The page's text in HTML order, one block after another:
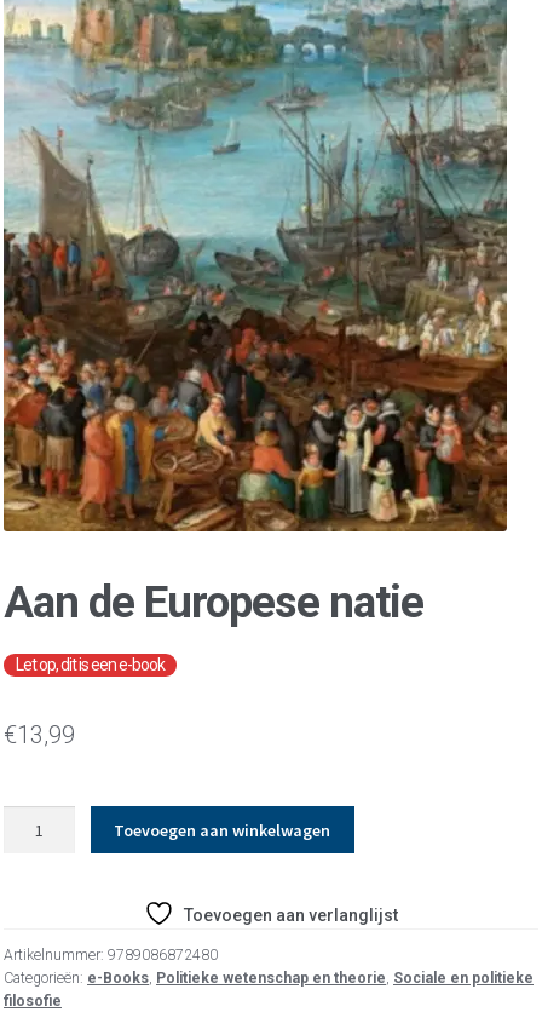
Aan de Europese natie
€13,99
Toevoegen aan winkelwagen
Toevoegen aan verlanglijst
Artikelnummer: 9789086872480
Categorieën: e-Books, Politieke wetenschap en theorie, Sociale en politieke
filosofie